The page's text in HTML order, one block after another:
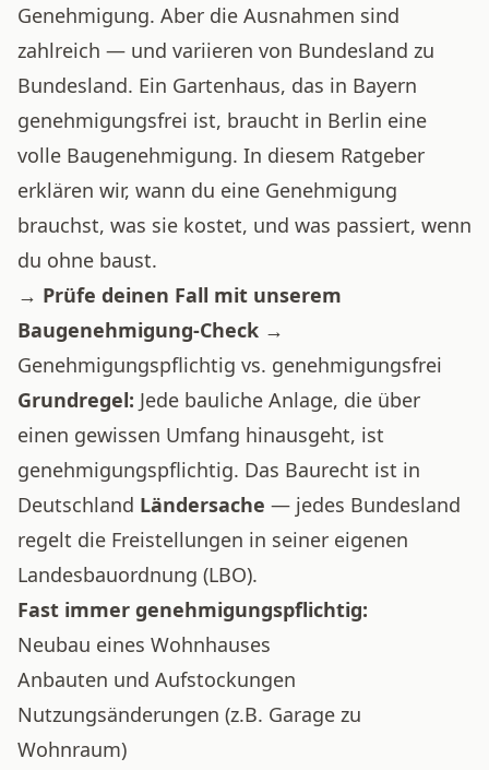
Genehmigung. Aber die Ausnahmen sind
zahlreich — und variieren von Bundesland zu
Bundesland. Ein Gartenhaus, das in Bayern
genehmigungsfrei ist, braucht in Berlin eine
volle Baugenehmigung. In diesem Ratgeber
erklären wir, wann du eine Genehmigung
brauchst, was sie kostet, und was passiert, wenn
du ohne baust.
→ Prüfe deinen Fall mit unserem
Baugenehmigung-Check →
Genehmigungspflichtig vs. genehmigungsfrei
Grundregel: Jede bauliche Anlage, die über
einen gewissen Umfang hinausgeht, ist
genehmigungspflichtig. Das Baurecht ist in
Deutschland Ländersache — jedes Bundesland
regelt die Freistellungen in seiner eigenen
Landesbauordnung (LBO).
Fast immer genehmigungspflichtig:
Neubau eines Wohnhauses
Anbauten und Aufstockungen
Nutzungsänderungen (z.B. Garage zu
Wohnraum)